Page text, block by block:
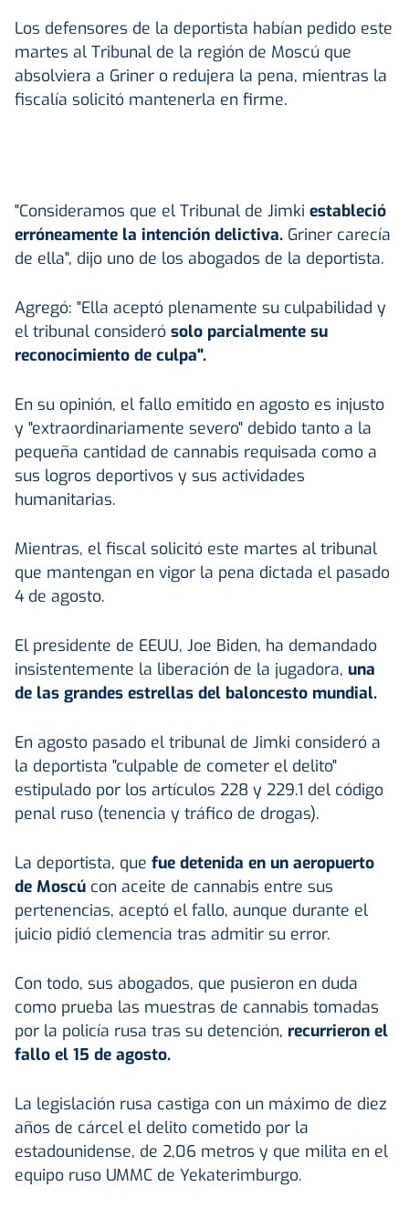
Los defensores de la deportista habían pedido este
martes al Tribunal de la región de Moscú que
absolviera a Griner o redujera la pena, mientras la
fiscalía solicitó mantenerla en firme.
"Consideramos que el Tribunal de Jimki estableció
erróneamente la intención delictiva. Griner carecía
de ella", dijo uno de los abogados de la deportista.
Agregó: "Ella aceptó plenamente su culpabilidad y
el tribunal consideró solo parcialmente su
reconocimiento de culpa".
En su opinión, el fallo emitido en agosto es injusto
y "extraordinariamente severo" debido tanto a la
pequeña cantidad de cannabis requisada como a
sus logros deportivos y sus actividades
humanitarias.
Mientras, el fiscal solicitó este martes al tribunal
que mantengan en vigor la pena dictada el pasado
4 de agosto.
El presidente de EEUU, Joe Biden, ha demandado
insistentemente la liberación de la jugadora, una
de las grandes estrellas del baloncesto mundial.
En agosto pasado el tribunal de Jimki consideró a
la deportista "culpable de cometer el delito"
estipulado por los artículos 228 y 229.1 del código
penal ruso (tenencia y tráfico de drogas).
La deportista, que fue detenida en un aeropuerto
de Moscú con aceite de cannabis entre sus
pertenencias, aceptó el fallo, aunque durante el
juicio pidió clemencia tras admitir su error.
Con todo, sus abogados, que pusieron en duda
como prueba las muestras de cannabis tomadas
por la policía rusa tras su detención, recurrieron el
fallo el 15 de agosto.
La legislación rusa castiga con un máximo de diez
años de cárcel el delito cometido por la
estadounidense, de 2,06 metros y que milita en el
equipo ruso UMMC de Yekaterimburgo.